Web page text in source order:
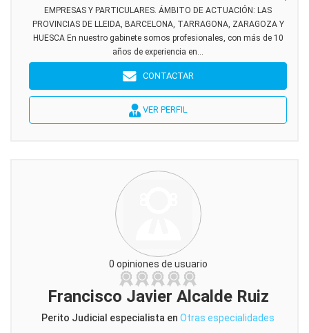
EMPRESAS Y PARTICULARES. ÁMBITO DE ACTUACIÓN: LAS
PROVINCIAS DE LLEIDA, BARCELONA, TARRAGONA, ZARAGOZA Y
HUESCA En nuestro gabinete somos profesionales, con más de 10
años de experiencia en...
CONTACTAR
VER PERFIL
0 opiniones de usuario
Francisco Javier Alcalde Ruiz
Perito Judicial especialista en Otras especialidades